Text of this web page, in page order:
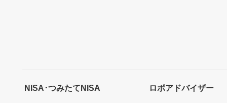
NISA･つみたてNISA ロボアドバイザー